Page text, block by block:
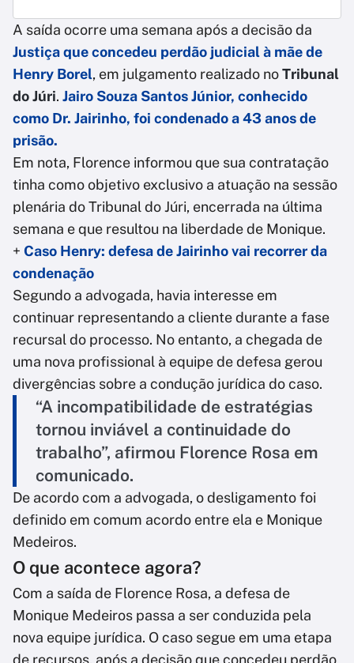
A saída ocorre uma semana após a decisão da
Justiça que concedeu perdão judicial à mãe de
Henry Borel, em julgamento realizado noTribunal
do Júri. Jairo Souza Santos Júnior, conhecido
como Dr. Jairinho, foi condenado a 43 anos de
prisão.
Em nota, Florence informou que sua contratação
tinha como objetivo exclusivo a atuação na sessão
plenária do Tribunal do Júri, encerrada na última
semana e que resultou na liberdade de Monique.
+ Caso Henry: defesa de Jairinho vai recorrer da
condenação
Segundo a advogada, havia interesse em
continuar representando a cliente durante a fase
recursal do processo. No entanto, a chegada de
uma nova profissional à equipe de defesa gerou
divergências sobre a condução jurídica do caso.
“A incompatibilidade de estratégias
tornou inviável a continuidade do
trabalho”, afirmou Florence Rosa em
comunicado.
De acordo com a advogada, o desligamento foi
definido em comum acordo entre ela e Monique
Medeiros.
O que acontece agora?
Com a saída de Florence Rosa, a defesa de
Monique Medeiros passa a ser conduzida pela
nova equipe jurídica. O caso segue em uma etapa